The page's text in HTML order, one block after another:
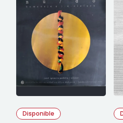
Disponible